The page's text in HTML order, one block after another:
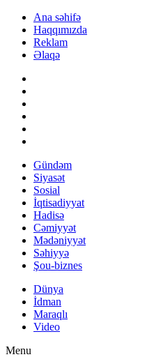
Ana səhifə
Haqqımızda
Reklam
Əlaqə
Gündəm
Siyasət
Sosial
İqtisadiyyat
Hadisə
Cəmiyyət
Mədəniyyət
Səhiyyə
Şou-biznes
Dünya
İdman
Maraqlı
Video
Menu